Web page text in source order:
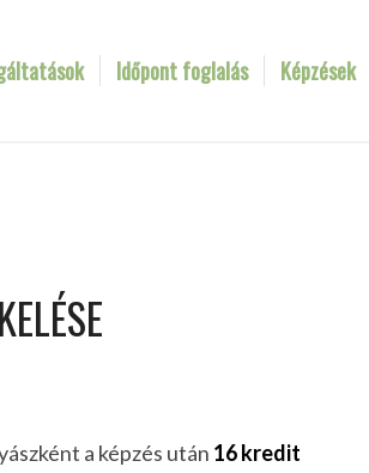
Időpont foglalás Képzések
a képzés után 16 kredit